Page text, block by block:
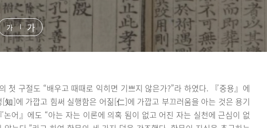
가 가
첫 구절도 “배우고 때때로 익히면 기쁘지 않은가?”라 하였다. 『중용』에
知]에 가깝고 힘써 실행함은 어짊[仁]에 가깝고 부끄러움을 아는 것은 용기
어』에도 “아는 자는 이론에 의혹 됨이 없고 어진 자는 실천에 근심이 없